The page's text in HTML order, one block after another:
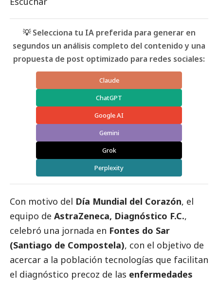
💡 Selecciona tu IA preferida para generar en
segundos un análisis completo del contenido y una
propuesta de post optimizado para redes sociales:
Claude
ChatGPT
Google AI
Gemini
Grok
Perplexity
Con motivo del Día Mundial del Corazón, el
equipo de AstraZeneca, Diagnóstico F.C.,
celebró una jornada en Fontes do Sar
(Santiago de Compostela), con el objetivo de
acercar a la población tecnologías que facilitan
el diagnóstico precoz de las enfermedades